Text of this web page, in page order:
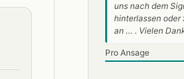
uns nach dem
hinterlassen oder
an … . Vielen
Pro Ansage